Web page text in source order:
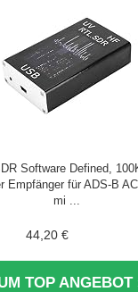
Software Defined,
Empfänger für ADS-B
mi ...
44,20 €
TOP ANGEBOT